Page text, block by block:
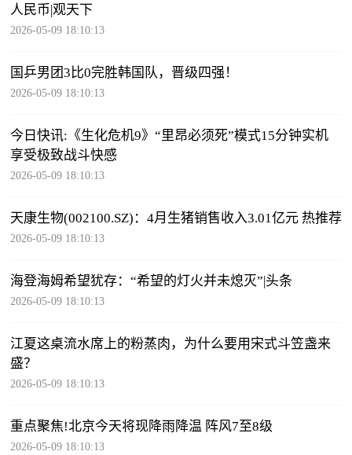
人民币|观天下
2026-05-09 18:10:13
国乒男团3比0完胜韩国队，晋级四强！
2026-05-09 18:10:13
今日快讯:《生化危机9》“里昂必须死”模式15分钟实机
享受极致战斗快感
2026-05-09 18:10:13
天康生物(002100.SZ)：4月生猪销售收入3.01亿元 热推荐
2026-05-09 18:10:13
海登海姆希望犹存：“希望的灯火并未熄灭”|头条
2026-05-09 18:10:13
江夏这桌流水席上的粉蒸肉，为什么要用宋式斗笠盏来
盛？
2026-05-09 18:10:13
重点聚焦!北京今天将现降雨降温 阵风7至8级
2026-05-09 18:10:13